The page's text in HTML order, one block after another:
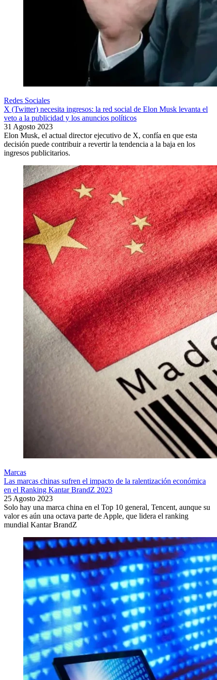
Redes Sociales
X (Twitter) necesita ingresos: la red social de Elon Musk levanta el
veto a la publicidad y los anuncios políticos
31 Agosto 2023
Elon Musk, el actual director ejecutivo de X, confía en que esta
decisión puede contribuir a revertir la tendencia a la baja en los
ingresos publicitarios.
Marcas
Las marcas chinas sufren el impacto de la ralentización económica
en el Ranking Kantar BrandZ 2023
25 Agosto 2023
Solo hay una marca china en el Top 10 general, Tencent, aunque su
valor es aún una octava parte de Apple, que lidera el ranking
mundial Kantar BrandZ